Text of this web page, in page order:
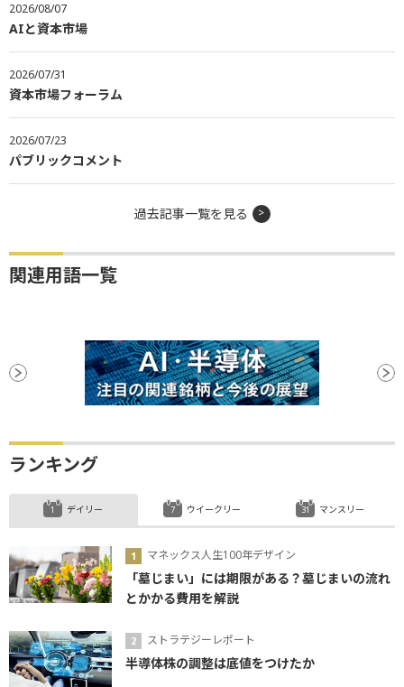
2026/08/07
AIと資本市場
2026/07/31
資本市場フォーラム
2026/07/23
パブリックコメント
過去記事一覧を見る
関連用語一覧
ランキング
デイリー
マネックス人生100年デザイン
「墓じまい」には期限がある？墓じまいの流れ
とかかる費用を解説
ストラテジーレポート
半導体株の調整は底値をつけたか
ウイークリー マンスリー